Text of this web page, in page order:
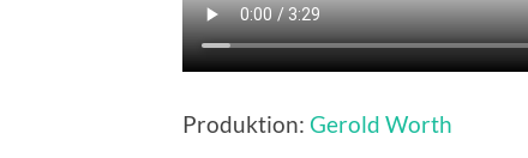
Produktion: Gerold Worth